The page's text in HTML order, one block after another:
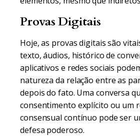
Provas Digitais
Hoje, as provas digitais são
texto, áudios, histórico de
aplicativos e redes sociais
natureza da relação entre as
depois do fato. Uma conversa
consentimento explícito ou um
consensual contínuo pode ser
defesa poderoso.